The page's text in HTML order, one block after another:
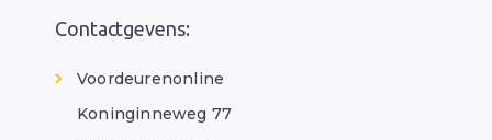
Contactgevens:
Voordeurenonline
Koninginneweg 77